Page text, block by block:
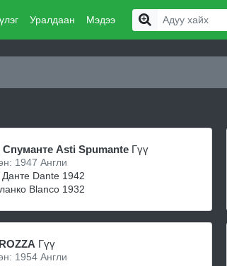
Уралдаан Мэдээ
Спуманте Asti SpumanteГүү
1947 Англи
Данте Dante 1942
Blanco 1932
Гүү
1954 Англи